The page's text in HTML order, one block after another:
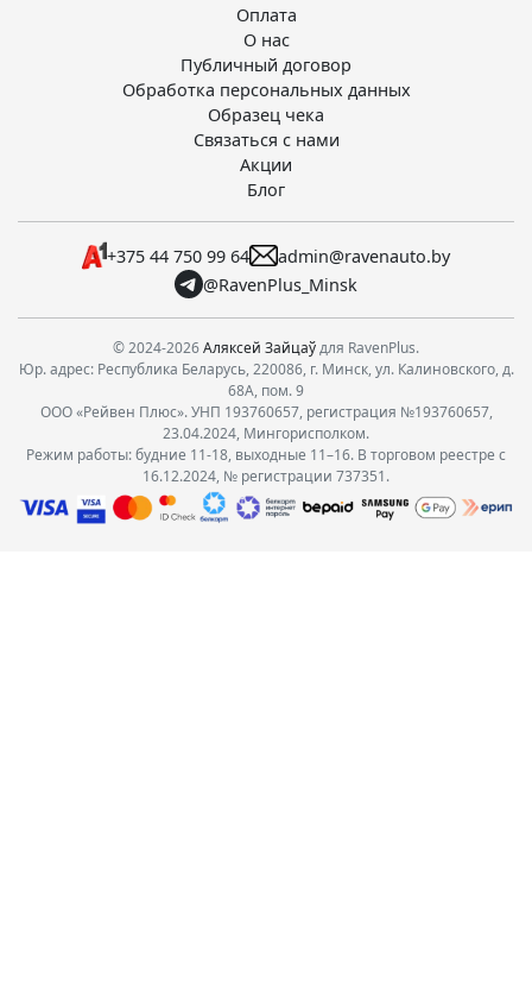
Оплата
О нас
Публичный договор
Обработка персональных данных
Образец чека
Связаться с нами
Акции
Блог
+375 44 750 99 64
admin@ravenauto.by
@RavenPlus_Minsk
© 2024-2026Аляксей Зайцаўдля RavenPlus.
Юр. адрес: Республика Беларусь, 220086, г. Минск, ул. Калиновского, д.
68А, пом. 9
ООО «Рейвен Плюс». УНП 193760657, регистрация №193760657,
23.04.2024, Мингорисполком.
Режим работы: будние 11-18, выходные 11–16. В торговом реестре с
16.12.2024, № регистрации 737351.